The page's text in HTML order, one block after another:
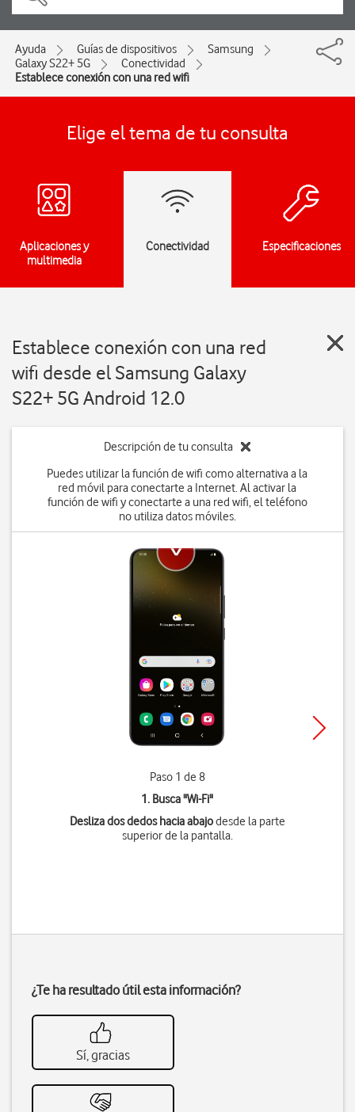
Ayuda Guías de dispositivos
Samsung
Galaxy S22+ 5G
Conectividad
Establece conexión con una red wifi
Elige el tema de tu consulta
Aplicaciones y
multimedia
Conectividad Especificaciones
Establece conexión con una red
wifi desde el Samsung Galaxy
S22+ 5G Android 12.0
Descripción de tu consulta
Puedes utilizar la función de wifi como alternativa a la
red móvil para conectarte a Internet. Al activar la
función de wifi y conectarte a una red wifi, el teléfono
no utiliza datos móviles.
Paso 1 de 8
1. Busca "Wi-Fi"
Desliza dos dedos hacia abajodesde la parte
superior de la pantalla.
¿Te ha resultado útil esta información?
Sí, gracias